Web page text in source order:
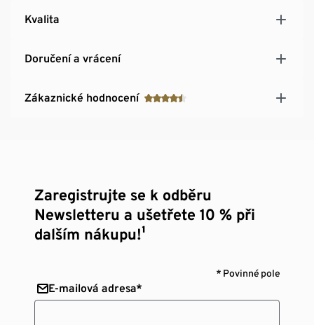
Kvalita
Doručení a vrácení
Zákaznické hodnocení
Zaregistrujte se k odběru
Newsletteru a ušetřete 10 % při
dalším nákupu!¹
* Povinné pole
E-mailová adresa*